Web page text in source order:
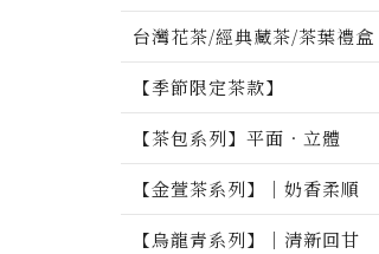
台灣花茶/經典藏茶/茶葉禮盒
【季節限定茶款】
【茶包系列】平面．立體
【金萱茶系列】｜奶香柔順
【烏龍青系列】｜清新回甘